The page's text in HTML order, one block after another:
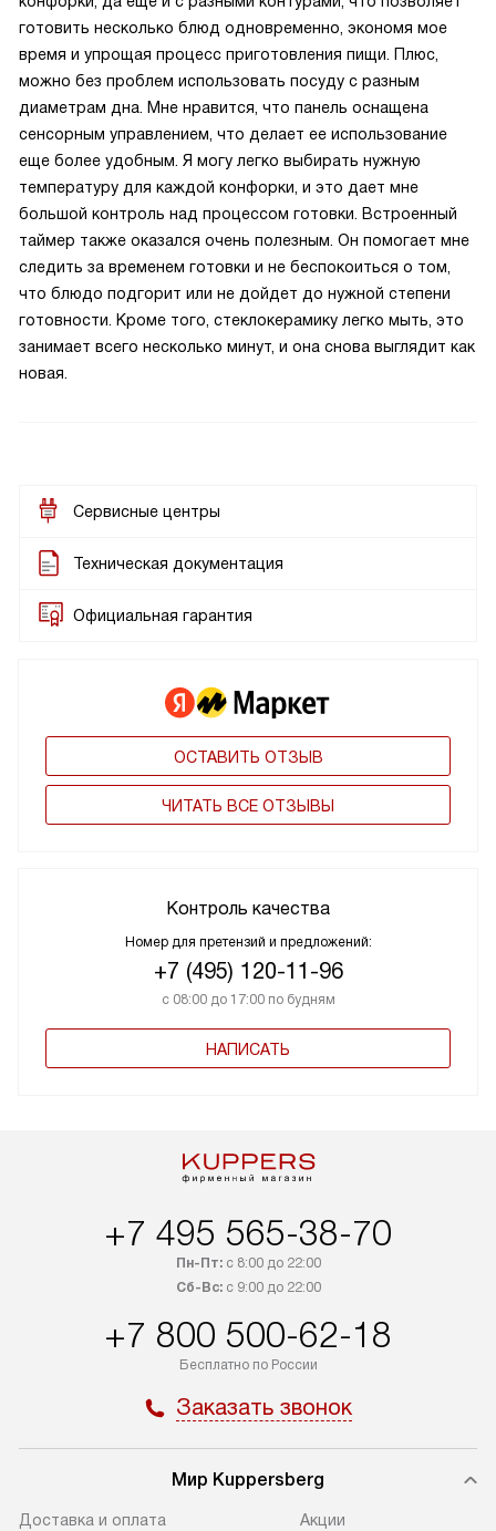
готовить несколько блюд одновременно, экономя мое
время и упрощая процесс приготовления пищи. Плюс,
можно без проблем использовать посуду с разным
диаметрам дна. Мне нравится, что панель оснащена
сенсорным управлением, что делает ее использование
еще более удобным. Я могу легко выбирать нужную
температуру для каждой конфорки, и это дает мне
большой контроль над процессом готовки. Встроенный
таймер также оказался очень полезным. Он помогает мне
следить за временем готовки и не беспокоиться о том,
что блюдо подгорит или не дойдет до нужной степени
готовности. Кроме того, стеклокерамику легко мыть, это
занимает всего несколько минут, и она снова выглядит как
новая.
Сервисные центры
Техническая документация
Официальная гарантия
ОСТАВИТЬ ОТЗЫВ
ЧИТАТЬ ВСЕ ОТЗЫВЫ
Контроль качества
Номер для претензий и предложений:
+7 (495) 120-11-96
с 08:00 до 17:00 по будням
НАПИСАТЬ
+7 495 565-38-70
Пн-Пт:с 8:00 до 22:00
Сб-Вс:с 9:00 до 22:00
+7 800 500-62-18
Бесплатно по России
Заказать звонок
Мир Kuppersberg
Доставка и оплата
Акции